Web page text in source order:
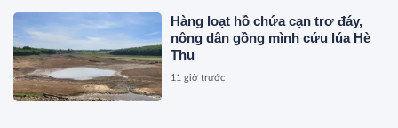
Hàng loạt hồ chứa cạn trơ đáy,
nông dân gồng mình cứu lúa Hè
Thu
11 giờ trước